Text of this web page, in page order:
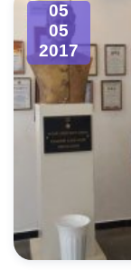
05
05
2017